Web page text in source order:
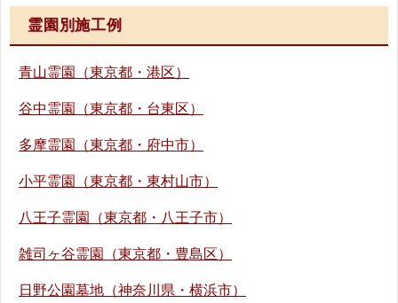
霊園別施工例
青山霊園（東京都・港区）
谷中霊園（東京都・台東区）
多摩霊園（東京都・府中市）
小平霊園（東京都・東村山市）
八王子霊園（東京都・八王子市）
雑司ヶ谷霊園（東京都・豊島区）
日野公園墓地（神奈川県・横浜市）